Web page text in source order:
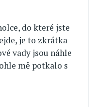
do které jste
je to zkrátka
vady jsou náhle
mě potkalo s